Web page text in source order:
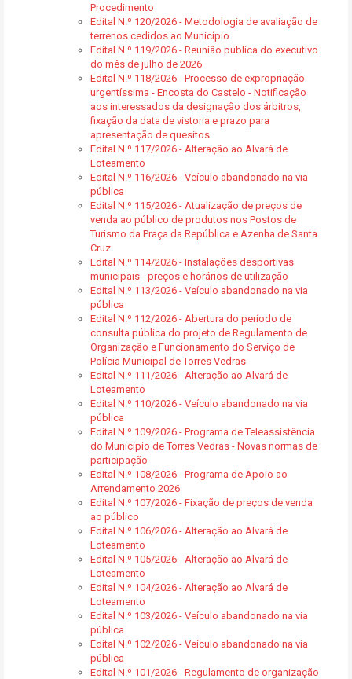
Procedimento
Edital N.º 120/2026 - Metodologia de avaliação de
terrenos cedidos ao Município
Edital N.º 119/2026 - Reunião pública do executivo
do mês de julho de 2026
Edital N.º 118/2026 - Processo de expropriação
urgentíssima - Encosta do Castelo - Notificação
aos interessados da designação dos árbitros,
fixação da data de vistoria e prazo para
apresentação de quesitos
Edital N.º 117/2026 - Alteração ao Alvará de
Loteamento
Edital N.º 116/2026 - Veículo abandonado na via
pública
Edital N.º 115/2026 - Atualização de preços de
venda ao público de produtos nos Postos de
Turismo da Praça da República e Azenha de Santa
Cruz
Edital N.º 114/2026 - Instalações desportivas
municipais - preços e horários de utilização
Edital N.º 113/2026 - Veículo abandonado na via
pública
Edital N.º 112/2026 - Abertura do período de
consulta pública do projeto de Regulamento de
Organização e Funcionamento do Serviço de
Polícia Municipal de Torres Vedras
Edital N.º 111/2026 - Alteração ao Alvará de
Loteamento
Edital N.º 110/2026 - Veículo abandonado na via
pública
Edital N.º 109/2026 - Programa de Teleassistência
do Município de Torres Vedras - Novas normas de
participação
Edital N.º 108/2026 - Programa de Apoio ao
Arrendamento 2026
Edital N.º 107/2026 - Fixação de preços de venda
ao público
Edital N.º 106/2026 - Alteração ao Alvará de
Loteamento
Edital N.º 105/2026 - Alteração ao Alvará de
Loteamento
Edital N.º 104/2026 - Alteração ao Alvará de
Loteamento
Edital N.º 103/2026 - Veículo abandonado na via
pública
Edital N.º 102/2026 - Veículo abandonado na via
pública
Edital N.º 101/2026 - Regulamento de organização